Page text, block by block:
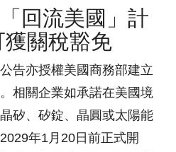
回流美國」計
關稅豁免
告亦授權美國商務部建立
相關企業如承諾在美國境
矽、矽錠、晶圓或太陽能
年1月20日前正式開